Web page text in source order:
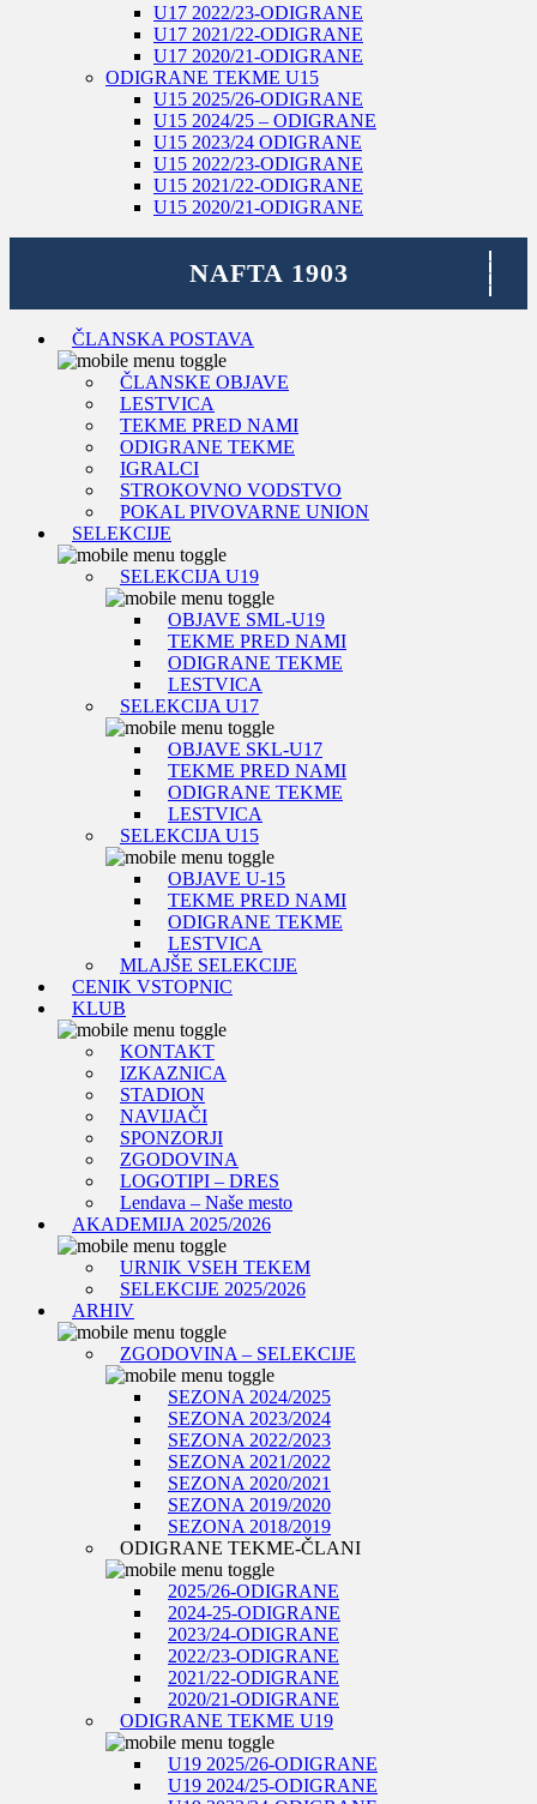
U17 2022/23-ODIGRANE
U17 2021/22-ODIGRANE
U17 2020/21-ODIGRANE
ODIGRANE TEKME U15
U15 2025/26-ODIGRANE
U15 2024/25 – ODIGRANE
U15 2023/24 ODIGRANE
U15 2022/23-ODIGRANE
U15 2021/22-ODIGRANE
U15 2020/21-ODIGRANE
ČLANSKA POSTAVA
ČLANSKE OBJAVE
LESTVICA
TEKME PRED NAMI
ODIGRANE TEKME
IGRALCI
STROKOVNO VODSTVO
POKAL PIVOVARNE UNION
SELEKCIJE
SELEKCIJA U19
OBJAVE SML-U19
TEKME PRED NAMI
ODIGRANE TEKME
LESTVICA
SELEKCIJA U17
OBJAVE SKL-U17
TEKME PRED NAMI
ODIGRANE TEKME
LESTVICA
SELEKCIJA U15
OBJAVE U-15
TEKME PRED NAMI
ODIGRANE TEKME
LESTVICA
MLAJŠE SELEKCIJE
CENIK VSTOPNIC
KLUB
KONTAKT
IZKAZNICA
STADION
NAVIJAČI
SPONZORJI
ZGODOVINA
LOGOTIPI – DRES
Lendava – Naše mesto
AKADEMIJA 2025/2026
URNIK VSEH TEKEM
SELEKCIJE 2025/2026
ARHIV
ZGODOVINA – SELEKCIJE
SEZONA 2024/2025
SEZONA 2023/2024
SEZONA 2022/2023
SEZONA 2021/2022
SEZONA 2020/2021
SEZONA 2019/2020
SEZONA 2018/2019
ODIGRANE TEKME-ČLANI
2025/26-ODIGRANE
2024-25-ODIGRANE
2023/24-ODIGRANE
2022/23-ODIGRANE
2021/22-ODIGRANE
2020/21-ODIGRANE
ODIGRANE TEKME U19
U19 2025/26-ODIGRANE
U19 2024/25-ODIGRANE